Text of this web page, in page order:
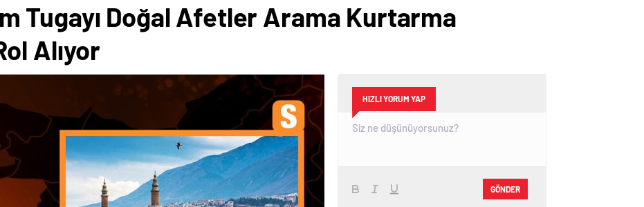
Tugayı Doğal Afetler Arama Kurtarma
Alıyor
HIZLI YORUM YAP
GÖNDER